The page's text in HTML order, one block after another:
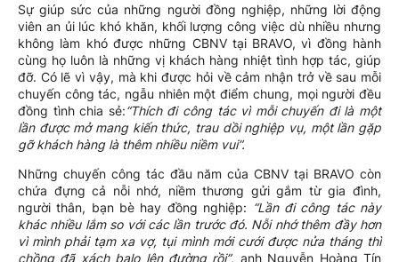
Sự giúp sức của những người đồng nghiệp, những lời động
viên an ủi lúc khó khăn, khối lượng công việc dù nhiều nhưng
không làm khó được những CBNV tại BRAVO, vì đồng hành
cùng họ luôn là những vị khách hàng nhiệt tình hợp tác, giúp
đỡ. Có lẽ vì vậy, mà khi được hỏi về cảm nhận trở về sau mỗi
chuyến công tác, ngẫu nhiên một điểm chung, mọi người đều
đồng tình chia sẻ:“Thích đi công tác vì mỗi chuyến đi là một
lần được mở mang kiến thức, trau dồi nghiệp vụ, một lần gặp
gỡ khách hàng là thêm nhiều niềm vui”.
Những chuyến công tác đầu năm của CBNV tại BRAVO còn
chứa đựng cả nỗi nhớ, niềm thương gửi gắm từ gia đình,
người thân, bạn bè hay đồng nghiệp: “Lần đi công tác này
khác nhiều lắm so với các lần trước đó. Nỗi nhớ thêm đầy hơn
vì mình phải tạm xa vợ, tụi mình mới cưới được nửa tháng thì
chồng đã xách balo lên đường rồi”, anh Nguyễn Hoàng Tín